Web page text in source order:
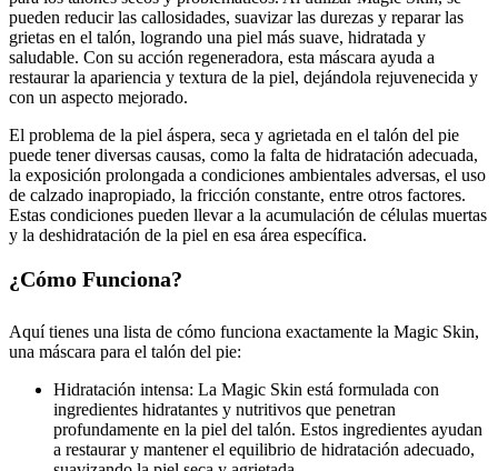
pueden reducir las callosidades, suavizar las durezas y reparar las
grietas en el talón, logrando una piel más suave, hidratada y
saludable. Con su acción regeneradora, esta máscara ayuda a
restaurar la apariencia y textura de la piel, dejándola rejuvenecida y
con un aspecto mejorado.
El problema de la piel áspera, seca y agrietada en el talón del pie
puede tener diversas causas, como la falta de hidratación adecuada,
la exposición prolongada a condiciones ambientales adversas, el uso
de calzado inapropiado, la fricción constante, entre otros factores.
Estas condiciones pueden llevar a la acumulación de células muertas
y la deshidratación de la piel en esa área específica.
¿Cómo Funciona?
Aquí tienes una lista de cómo funciona exactamente la Magic Skin,
una máscara para el talón del pie:
Hidratación intensa: La Magic Skin está formulada con
ingredientes hidratantes y nutritivos que penetran
profundamente en la piel del talón. Estos ingredientes ayudan
a restaurar y mantener el equilibrio de hidratación adecuado,